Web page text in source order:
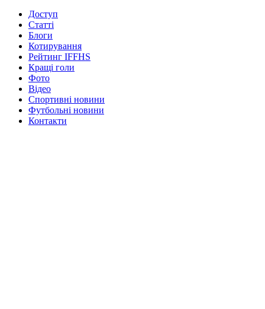
Доступ
Статті
Блоги
Котирування
Рейтинг IFFHS
Кращі голи
Фото
Відео
Спортивні новини
Футбольні новини
Контакти